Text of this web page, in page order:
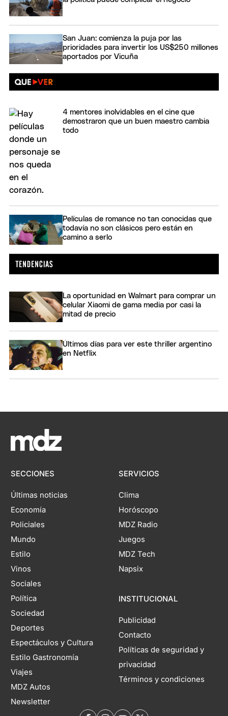
San Juan: comienza la puja por las
prioridades para invertir los US$250 millones
aportados por Vicuña
4 mentores inolvidables en el cine que
demostraron que un buen maestro cambia
todo
Películas de romance no tan conocidas que
todavía no son clásicos pero están en
camino a serlo
La oportunidad en Walmart para comprar un
celular Xiaomi de gama media por casi la
mitad de precio
Últimos días para ver este thriller argentino
en Netflix
SECCIONES
Últimas noticias
Economía
Policiales
Mundo
Estilo
Vinos
Sociales
Política
Sociedad
Deportes
Espectáculos y Cultura
Estilo Gastronomía
Viajes
MDZ Autos
Newsletter
SERVICIOS
Clima
Horóscopo
MDZ Radio
Juegos
MDZ Tech
Napsix
INSTITUCIONAL
Publicidad
Contacto
Políticas de seguridad y
privacidad
Términos y condiciones